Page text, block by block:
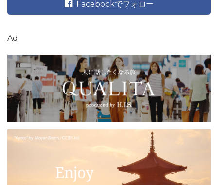
Facebookでフォロー
Ad